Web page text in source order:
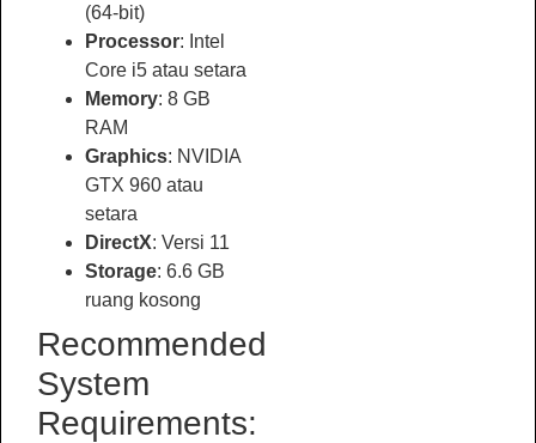
(64-bit)
Processor: Intel
Core i5 atau setara
Memory: 8 GB
RAM
Graphics: NVIDIA
GTX 960 atau
setara
DirectX: Versi 11
Storage: 6.6 GB
ruang kosong
Recommended
System
Requirements: